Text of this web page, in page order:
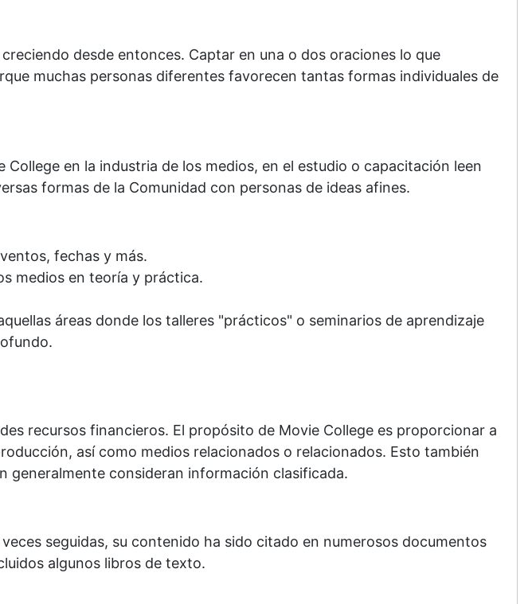
desde entonces. Captar en una o dos oraciones lo que
muchas personas diferentes favorecen tantas formas individuales de
en la industria de los medios, en el estudio o capacitación leen
formas de la Comunidad con personas de ideas afines.
fechas y más.
medios en teoría y práctica.
áreas donde los talleres "prácticos" o seminarios de aprendizaje
recursos financieros. El propósito de Movie College es proporcionar a
así como medios relacionados o relacionados. Esto también
generalmente consideran información clasificada.
seguidas, su contenido ha sido citado en numerosos documentos
algunos libros de texto.